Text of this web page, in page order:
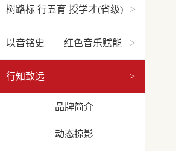
树路标 行五育 授学才(省级) >
以音铭史——红色音乐赋能
党史教育
>
行知致远 >
品牌简介
动态掠影